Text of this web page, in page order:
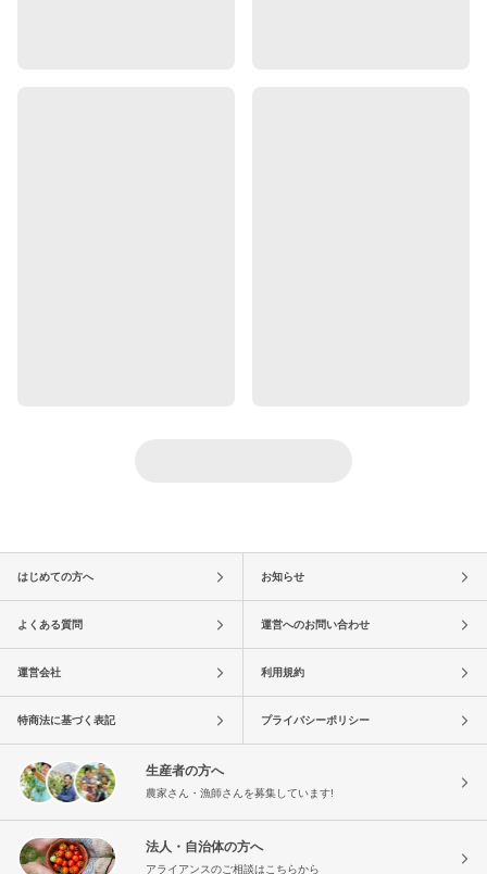
はじめての方へ お知らせ
よくある質問 運営へのお問い合わせ
運営会社 利用規約
特商法に基づく表記 プライバシーポリシー
生産者の方へ
農家さん・漁師さんを募集しています!
法人・自治体の方へ
アライアンスのご相談はこちらから